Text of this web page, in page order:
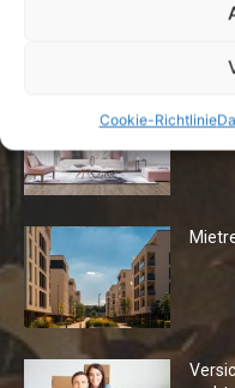
Cookie-Richtlinie